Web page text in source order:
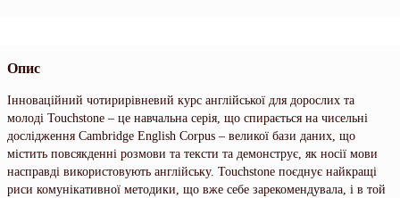
Опис
Інноваційний чотирирівневий курс англійської для дорослих та
молоді Touchstone – це навчальна серія, що спирається на чисельні
дослідження Cambridge English Corpus – великої бази даних, що
містить повсякденні розмови та тексти та демонструє, як носії мови
насправді використовують англійську. Touchstone поєднує найкращі
риси комунікативної методики, що вже себе зарекомендувала, і в той